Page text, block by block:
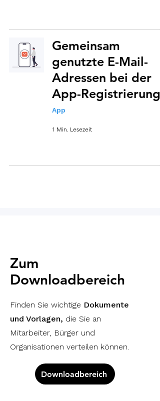
Gemeinsam
genutzte E-Mail-
Adressen bei der
App-Registrierung
App
1 Min. Lesezeit
Zum
Downloadbereich
Finden Sie wichtige Dokumente
und Vorlagen, die Sie an
Mitarbeiter, Bürger und
Organisationen verteilen können.
Downloadbereich